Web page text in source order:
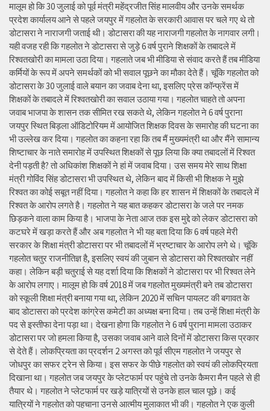
मालूम हो कि 30 जुलाई को पूर्व मंत्री महेंद्रजीत सिंह मालवीय और उनके समर्थक
प्रदेश कार्यालय आने से पहले जयपुर में गहलोत के सरकारी आवास पर चले गए थे तो
डोटासरा ने नाराजगी जताई थी। डोटासरा की यह नाराजगी गहलोत के नागवार लगी।
यही वजह रही कि गहलोत ने डोटासरा से जुड़े 6 वर्ष पुराने शिक्षकों के तबादले में
रिश्वतखोरी का मामला उठा दिया। गहलाते जब भी मीडिया से संवाद करते हैं तब मीडिया
कर्मियों के रूप में अपने समर्थकों को भी सवाल पूछने का मौका देते हैं। चूंकि गहलोत को
डोटासरा के 30 जुलाई वाले बयान का जवाब देना था, इसलिए प्रेस कॉन्फ्रेंस में
शिक्षकों के तबादले में रिश्वतखोरी का सवाल उठाया गया। गहलोत चाहते तो अपना
जवाब भाजपा के शासन तक सीमित रख सकते थे, लेकिन गहलोत ने 6 वर्ष पुराना
जयपुर स्थित बिड़ला ऑडिटोरियम में आयोजित शिक्षक दिवस के समारोह की घटना का
भी उल्लेख कर दिया। गहलोत का कहना रहा कि तब मैं मुख्यमंत्री था और मैंने सामान्य
शिष्टाचार के नाते समारोह में उपस्थित शिक्षकों से पूछ लिया कि क्या तबादलों में रिश्वत
देनी पड़ती है? तो अधिकांश शिक्षकों ने हां में जवाब दिया। उस समय मेरे साथ शिक्षा
मंत्री गोविंद सिंह डोटासरा भी उपस्थित थे, लेकिन बाद में किसी भी शिक्षक ने मुझे
रिश्वत का कोई सबूत नहीं दिया। गहलोत ने कहा कि हर शासन में शिक्षकों के तबादले में
रिश्वत के आरोप लगते है। गहलोत ने यह बात कहकर डोटासरा के जले पर नमक
छिड़कने वाला काम किया है। भाजपा के नेता आज तक इस मुद्दे को लेकर डोटासरा को
कटघरे में खड़ा करते हैं और अब गहलोत ने भी यह बता दिया कि 6 वर्ष पहले मेरी
सरकार के शिक्षा मंत्री डोटासरा पर भी तबादलों में भ्रष्टाचार के आरोप लगे थे। चूंकि
गहलोत चतुर राजनीतिज्ञ है, इसलिए स्वयं की जुबान से डोटासरा को रिश्वतखोर नहीं
कहा। लेकिन बड़ी चतुराई से यह दर्शा दिया कि शिक्षकों ने डोटासरा पर भी रिश्वत लेने
के आरोप लगाए। मालूम हो कि वर्ष 2018 में जब गहलोत मुख्यमंत्री बने तब डोटासरा
को स्कूली शिक्षा मंत्री बनाया गया था, लेकिन 2020 में सचिन पायलट की बगावत के
बाद डोटासरा को प्रदेश कांग्रेस कमेटी का अध्यक्ष बना दिया। तब उन्हें शिक्षा मंत्री के
पद से इस्तीफा देना पड़ा था। देखना होगा कि गहलोत ने 6 वर्ष पुराना मामला उठाकर
डोटासरा पर जो हमला किया है, उसका जवाब आने वाले दिनों में डोटासरा किस प्रकार
से देते हैं। लोकप्रियता का प्रदर्शन 2 अगस्त को पूर्व सीएम गहलोत ने जयपुर से
जोधपुर का सफर ट्रेन से किया। इस सफर के पीछे गहलोत को स्वयं की लोकप्रियता
दिखाना था। गहलोत जब जयपुर के प्लेटफार्म पर पहुंचे तो उनके कैमरा मैन पहले से ही
तैयार थे। गहलोत ने प्लेटफार्म पर खड़े यात्रियों से उनके हाल चाल पूछे। कई
यात्रियों ने गहलोत को पहचाना उनसे आत्मीय मुलाकात भी की। गहलोत ने एक कुली